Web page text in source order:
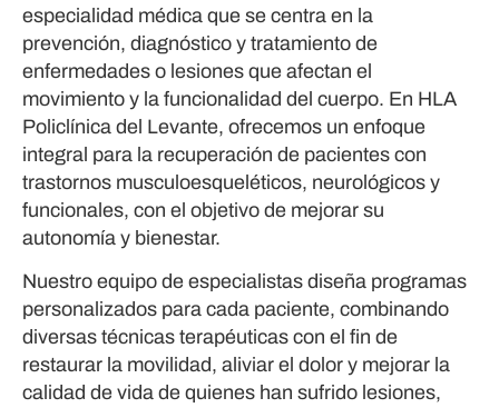
especialidad médica que se centra en la
prevención, diagnóstico y tratamiento de
enfermedades o lesiones que afectan el
movimiento y la funcionalidad del cuerpo. En HLA
Policlínica del Levante, ofrecemos un enfoque
integral para la recuperación de pacientes con
trastornos musculoesqueléticos, neurológicos y
funcionales, con el objetivo de mejorar su
autonomía y bienestar.
Nuestro equipo de especialistas diseña programas
personalizados para cada paciente, combinando
diversas técnicas terapéuticas con el fin de
restaurar la movilidad, aliviar el dolor y mejorar la
calidad de vida de quienes han sufrido lesiones,